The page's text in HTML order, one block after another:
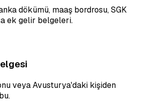
dökümü, maaş bordrosu, SGK
ek gelir belgeleri.
veya Avusturya'daki kişiden